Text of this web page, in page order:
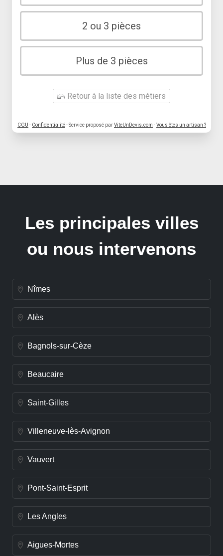
2 ou 3 pièces
Plus de 3 pièces
Retour à la liste des métiers
CGU - Confidentialité- Service proposé parViteUnDevis.com -Vous êtes un artisan ?
Les principales villes
ou nous intervenons
Nîmes
Alès
Bagnols-sur-Cèze
Beaucaire
Saint-Gilles
Villeneuve-lès-Avignon
Vauvert
Pont-Saint-Esprit
Les Angles
Aigues-Mortes